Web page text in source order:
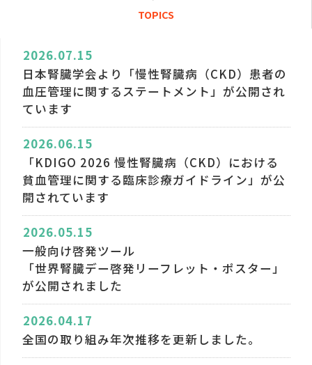
TOPICS
2026.07.15
日本腎臓学会より「慢性腎臓病（CKD）患者の
血圧管理に関するステートメント」が公開され
ています
2026.06.15
「KDIGO 2026 慢性腎臓病（CKD）における
貧血管理に関する臨床診療ガイドライン」が公
開されています
2026.05.15
一般向け啓発ツール
「世界腎臓デー啓発リーフレット・ポスター」
が公開されました
2026.04.17
全国の取り組み年次推移を更新しました。